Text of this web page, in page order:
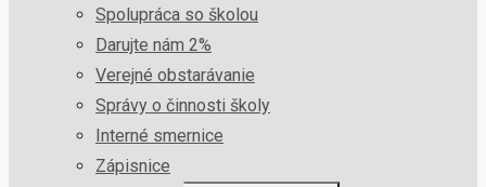
Spolupráca so školou
Darujte nám 2%
Verejné obstarávanie
Správy o činnosti školy
Interné smernice
Zápisnice